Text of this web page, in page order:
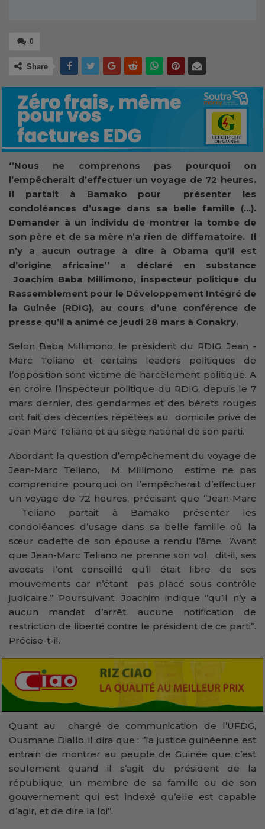
0
Share
‘’Nous ne comprenons pas pourquoi on
l’empêcherait d’effectuer un voyage de 72 heures.
Il partait à Bamako pour présenter les
condoléances d’usage dans sa belle famille (…).
Demander à un individu de montrer la tombe de
son père et de sa mère n’a rien de diffamatoire. Il
n’y a aucun outrage à dire à Obama qu’il est
d’origine africaine’’ a déclaré en substance
Joachim Baba Millimono, inspecteur politique du
Rassemblement pour le Développement Intégré de
la Guinée (RDIG), au cours d’une conférence de
presse qu’il a animé ce jeudi 28 mars à Conakry.
Selon Baba Millimono, le président du RDIG, Jean -
Marc Teliano et certains leaders politiques de
l’opposition sont victime de harcèlement politique. A
en croire l’inspecteur politique du RDIG, depuis le 7
mars dernier, des gendarmes et des bérets rouges
ont fait des décentes répétées au domicile privé de
Jean Marc Teliano et au siège national de son parti.
Abordant la question d’empêchement du voyage de
Jean-Marc Teliano, M. Millimono estime ne pas
comprendre pourquoi on l’empêcherait d’effectuer
un voyage de 72 heures, précisant que ‘’Jean-Marc
Teliano partait à Bamako présenter les
condoléances d’usage dans sa belle famille où la
sœur cadette de son épouse a rendu l’âme. ‘’Avant
que Jean-Marc Teliano ne prenne son vol, dit-il, ses
avocats l’ont conseillé qu’il était libre de ses
mouvements car n’étant pas placé sous contrôle
judicaire.’’ Poursuivant, Joachim indique ‘’qu’il n’y a
aucun mandat d’arrêt, aucune notification de
restriction de liberté contre le président de ce parti’’.
Précise-t-il.
Quant au chargé de communication de l’UFDG,
Ousmane Diallo, il dira que : ‘’la justice guinéenne est
entrain de montrer au peuple de Guinée que c’est
seulement quand il s’agit du président de la
république, un membre de sa famille ou de son
gouvernement qui est indexé qu’elle est capable
d’agir, et de dire la loi’’.